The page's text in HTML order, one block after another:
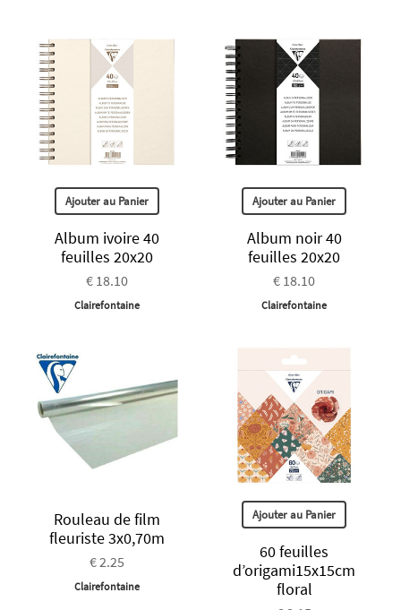
Ajouter au Panier
Album ivoire 40
feuilles 20x20
€ 18.10
Clairefontaine
Ajouter au Panier
Album noir 40
feuilles 20x20
€ 18.10
Clairefontaine
Rouleau de film
fleuriste 3x0,70m
€ 2.25
Clairefontaine
Ajouter au Panier
60 feuilles
d’origami15x15cm
floral